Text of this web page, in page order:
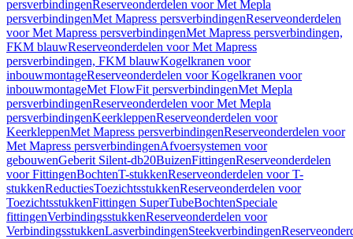
persverbindingenReserveonderdelen voor Met Mepla
persverbindingenMet Mapress persverbindingenReserveonderdelen
voor Met Mapress persverbindingenMet Mapress persverbindingen,
FKM blauwReserveonderdelen voor Met Mapress
persverbindingen, FKM blauwKogelkranen voor
inbouwmontageReserveonderdelen voor Kogelkranen voor
inbouwmontageMet FlowFit persverbindingenMet Mepla
persverbindingenReserveonderdelen voor Met Mepla
persverbindingenKeerkleppenReserveonderdelen voor
KeerkleppenMet Mapress persverbindingenReserveonderdelen voor
Met Mapress persverbindingenAfvoersystemen voor
gebouwenGeberit Silent-db20BuizenFittingenReserveonderdelen
voor FittingenBochtenT-stukkenReserveonderdelen voor T-
stukkenReductiesToezichtsstukkenReserveonderdelen voor
ToezichtsstukkenFittingen SuperTubeBochtenSpeciale
fittingenVerbindingsstukkenReserveonderdelen voor
VerbindingsstukkenLasverbindingenSteekverbindingen